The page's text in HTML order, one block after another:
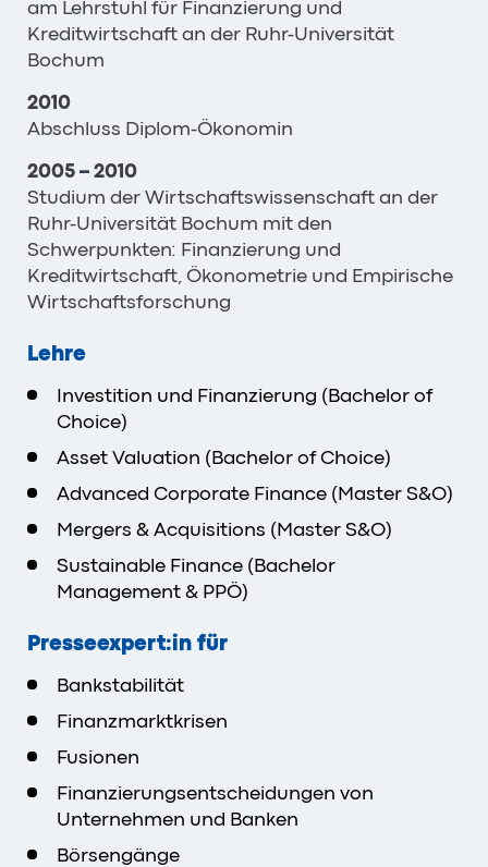
am Lehrstuhl für Finanzierung und
Kreditwirtschaft an der Ruhr-Universität
Bochum
2010
Abschluss Diplom-Ökonomin
2005 – 2010
Studium der Wirtschaftswissenschaft an der
Ruhr-Universität Bochum mit den
Schwerpunkten: Finanzierung und
Kreditwirtschaft, Ökonometrie und Empirische
Wirtschaftsforschung
Lehre
Investition und Finanzierung (Bachelor of
Choice)
Asset Valuation (Bachelor of Choice)
Advanced Corporate Finance (Master S&O)
Mergers & Acquisitions (Master S&O)
Sustainable Finance (Bachelor
Management & PPÖ)
Presseexpert:in für
Bankstabilität
Finanzmarktkrisen
Fusionen
Finanzierungsentscheidungen von
Unternehmen und Banken
Börsengänge